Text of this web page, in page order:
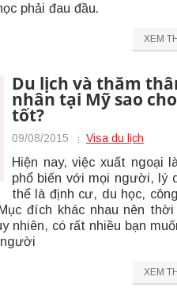
phải đau đầu.
XEM
Du lịch và thăm
nhân tại Mỹ sao cho
tốt?
09/08/2015 Visa du lịch
Hiện nay, việc xuất ngoại
phổ biến với mọi người, lý
thể là định cư, du học,
đích khác nhau nên thời
nhiên, có rất nhiều bạn
XEM